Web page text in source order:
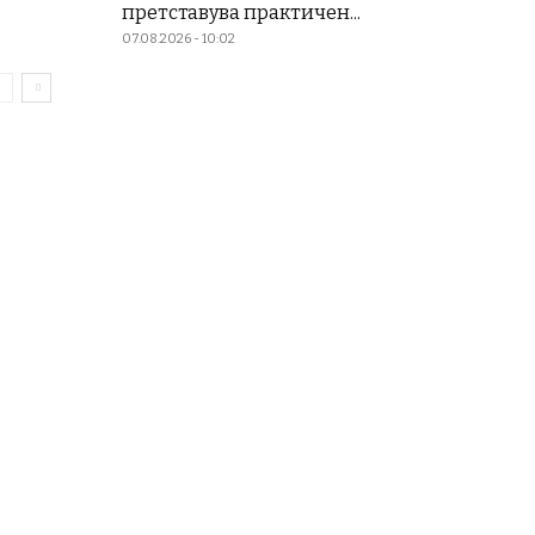
претставува практичен...
07.08.2026 - 10:02